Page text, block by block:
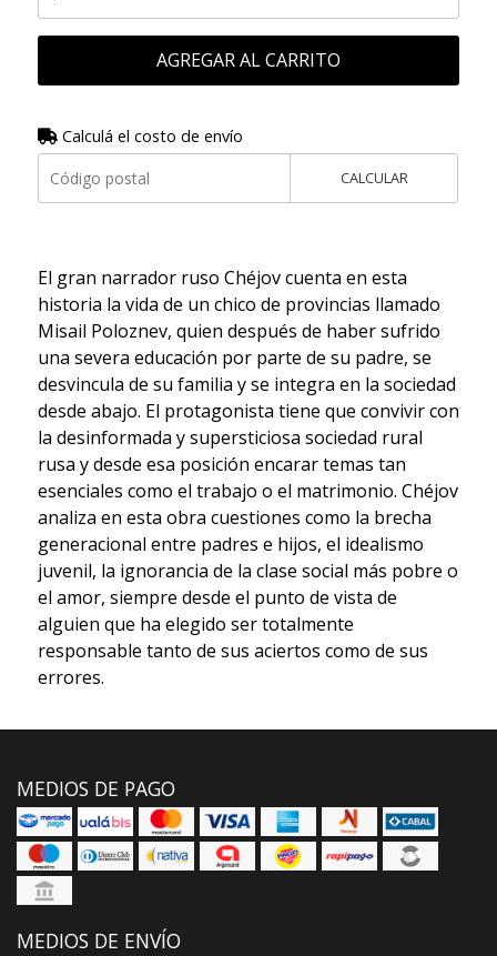
AGREGAR AL CARRITO
Calculá el costo de envío
CALCULAR
El gran narrador ruso Chéjov cuenta en esta
historia la vida de un chico de provincias llamado
Misail Poloznev, quien después de haber sufrido
una severa educación por parte de su padre, se
desvincula de su familia y se integra en la sociedad
desde abajo. El protagonista tiene que convivir con
la desinformada y supersticiosa sociedad rural
rusa y desde esa posición encarar temas tan
esenciales como el trabajo o el matrimonio. Chéjov
analiza en esta obra cuestiones como la brecha
generacional entre padres e hijos, el idealismo
juvenil, la ignorancia de la clase social más pobre o
el amor, siempre desde el punto de vista de
alguien que ha elegido ser totalmente
responsable tanto de sus aciertos como de sus
errores.
MEDIOS DE PAGO
MEDIOS DE ENVÍO